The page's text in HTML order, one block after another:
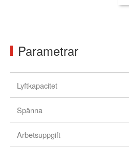
Parametrar
Lyftkapacitet
Spänna
Arbetsuppgift